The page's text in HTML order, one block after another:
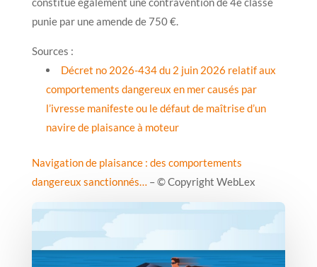
punie par une amende de 750 €.
Sources :
Décret no 2026-434 du 2 juin 2026 relatif aux
comportements dangereux en mer causés par
l’ivresse manifeste ou le défaut de maîtrise d’un
navire de plaisance à moteur
Navigation de plaisance : des comportements
dangereux sanctionnés…– © Copyright WebLex